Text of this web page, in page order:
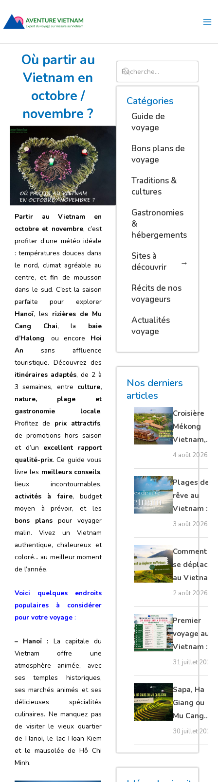
contenu
Où partir au
Vietnam en
octobre /
novembre ?
Partir au Vietnam en
octobre et novembre, c’est
profiter d’une météo idéale
: températures douces dans
le nord, climat agréable au
centre, et fin de mousson
dans le sud. C’est la saison
parfaite pour explorer
Hanoï, les rizières de Mu
Cang Chai, la baie
d’Halong, ou encore Hoi
An sans affluence
touristique. Découvrez des
itinéraires adaptés, de 2 à
3 semaines, entre culture,
nature, plage et
gastronomie locale.
Profitez de prix attractifs,
de promotions hors saison
et d’un excellent rapport
qualité-prix. Ce guide vous
livre les meilleurs conseils,
lieux incontournables,
activités à faire, budget
moyen à prévoir, et les
bons planspour voyager
malin. Vivez un Vietnam
authentique, chaleureux et
coloré… au meilleur moment
de l’année.
Voici quelques endroits
populaires à considérer
pour votre voyage :
– Hanoï : La capitale du
Vietnam offre une
atmosphère animée, avec
ses temples historiques,
ses marchés animés et ses
délicieuses spécialités
culinaires. Ne manquez pas
de visiter le vieux quartier
de Hanoï, le lac Hoan Kiem
et le mausolée de Hô Chi
Minh.
Catégories
Guide de
voyage
Bons plans de
voyage
Traditions &
cultures
Gastronomies
&
hébergements
Sites à
découvrir
Récits de nos
voyageurs
Actualités
voyage
Nos derniers
articles
Croisière
Mékong
Vietnam,
Cambodge
et Laos :
guide
complet
4 août 2026
Plages de
rêve au
Vietnam :
les plus
belles à
découvrir
3 août 2026
Comment
se déplacer
au Vietnam
: transports
et conseils
2 août 2026
Premier
voyage au
Vietnam :
20 erreurs à
éviter
absolument
31 juillet 2026
Sapa, Ha
Giang ou
Mu Cang
Chai :
quelle
étape
choisir ?
30 juillet 2026